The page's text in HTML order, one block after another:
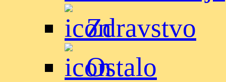
Zdravstvo
Ostalo